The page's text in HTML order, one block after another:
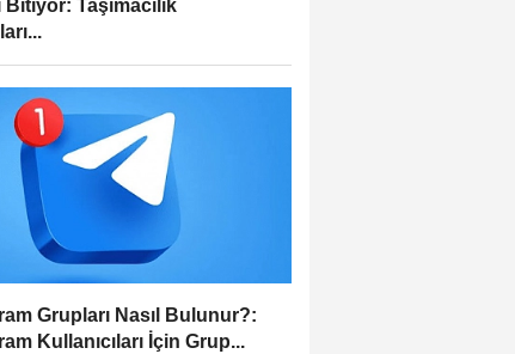
Bitiyor: Taşımacılık
Grupları Nasıl Bulunur?:
Kullanıcıları İçin Grup...